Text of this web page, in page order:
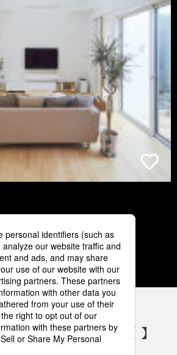
3 4 5
の電気設備 SNSアカウント